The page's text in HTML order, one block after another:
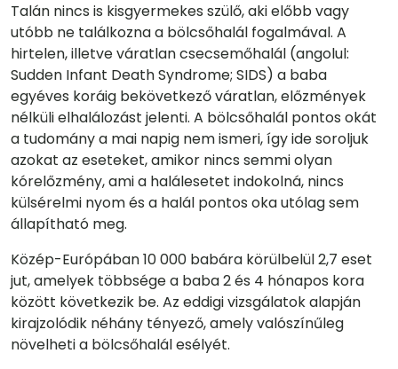
Talán nincs is kisgyermekes szülő, aki előbb vagy
utóbb ne találkozna a bölcsőhalál fogalmával. A
hirtelen, illetve váratlan csecsemőhalál (angolul:
Sudden Infant Death Syndrome; SIDS) a baba
egyéves koráig bekövetkező váratlan, előzmények
nélküli elhalálozást jelenti. A bölcsőhalál pontos okát
a tudomány a mai napig nem ismeri, így ide soroljuk
azokat az eseteket, amikor nincs semmi olyan
kórelőzmény, ami a halálesetet indokolná, nincs
külsérelmi nyom és a halál pontos oka utólag sem
állapítható meg.
Közép-Európában 10 000 babára körülbelül 2,7 eset
jut, amelyek többsége a baba 2 és 4 hónapos kora
között következik be. Az eddigi vizsgálatok alapján
kirajzolódik néhány tényező, amely valószínűleg
növelheti a bölcsőhalál esélyét.